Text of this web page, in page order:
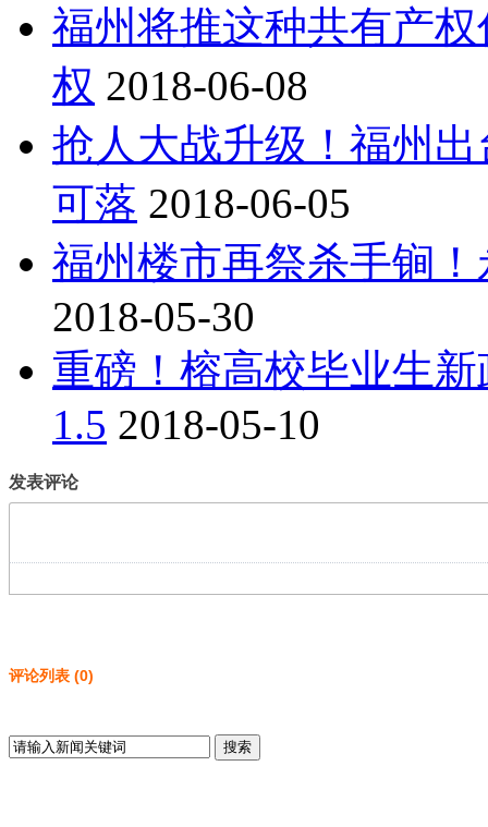
福州将推这种共有产
权 2018-06-08
抢人大战升级！福州
可落 2018-06-05
福州楼市再祭杀手锏
2018-05-30
重磅！榕高校毕业生
1.5 2018-05-10
发表评论
评论列表 (0)